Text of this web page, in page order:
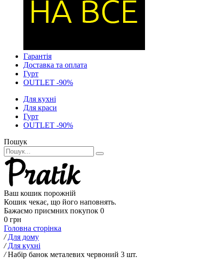
Гарантія
Доставка та оплата
Гурт
OUTLET -90%
Для кухні
Для краси
Гурт
OUTLET -90%
Пошук
Ваш кошик порожній
Кошик чекає, що його наповнять.
Бажаємо приємних покупок 0
0 грн
Головна сторінка
/ Для дому
/ Для кухні
/ Набір банок металевих червоний 3 шт.